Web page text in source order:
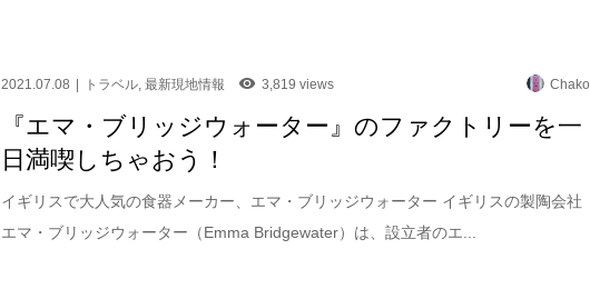
2021.07.08 トラベル ,最新現地情報 3,819 views Chako
『エマ・ブリッジウォーター』のファクトリーを一
日満喫しちゃおう！
イギリスで大人気の食器メーカー、エマ・ブリッジウォーター イギリスの製陶会社
エマ・ブリッジウォーター（Emma Bridgewater）は、設立者のエ...